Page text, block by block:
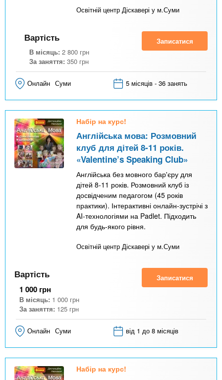
Освітній центр Діскавері у м.Суми
Вартість
В місяць: 2 800 грн
За заняття: 350 грн
Записатися
Онлайн Суми 5 місяців - 36 занять
Набір на курс!
Англійська мова: Розмовний
клуб для дітей 8-11 років.
«Valentine’s Speaking Club»
Англійська без мовного бар'єру для
дітей 8-11 років. Розмовний клуб із
досвідченим педагогом (45 років
практики). Інтерактивні онлайн-зустрічі з
AI-технологіями на Padlet. Підходить
для будь-якого рівня.
Освітній центр Діскавері у м.Суми
Вартість
1 000 грн
В місяць: 1 000 грн
За заняття: 125 грн
Записатися
Онлайн Суми від 1 до 8 місяців
Набір на курс!